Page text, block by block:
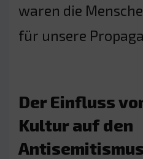
waren die
für unsere
Der Einfluss
Kultur auf den
Antisemitismus